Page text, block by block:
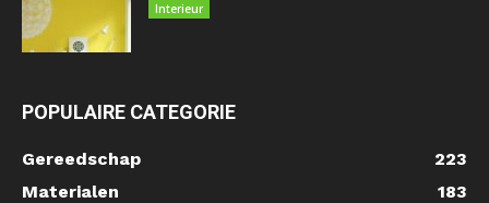
Interieur
POPULAIRE CATEGORIE
Gereedschap
223
Materialen
183